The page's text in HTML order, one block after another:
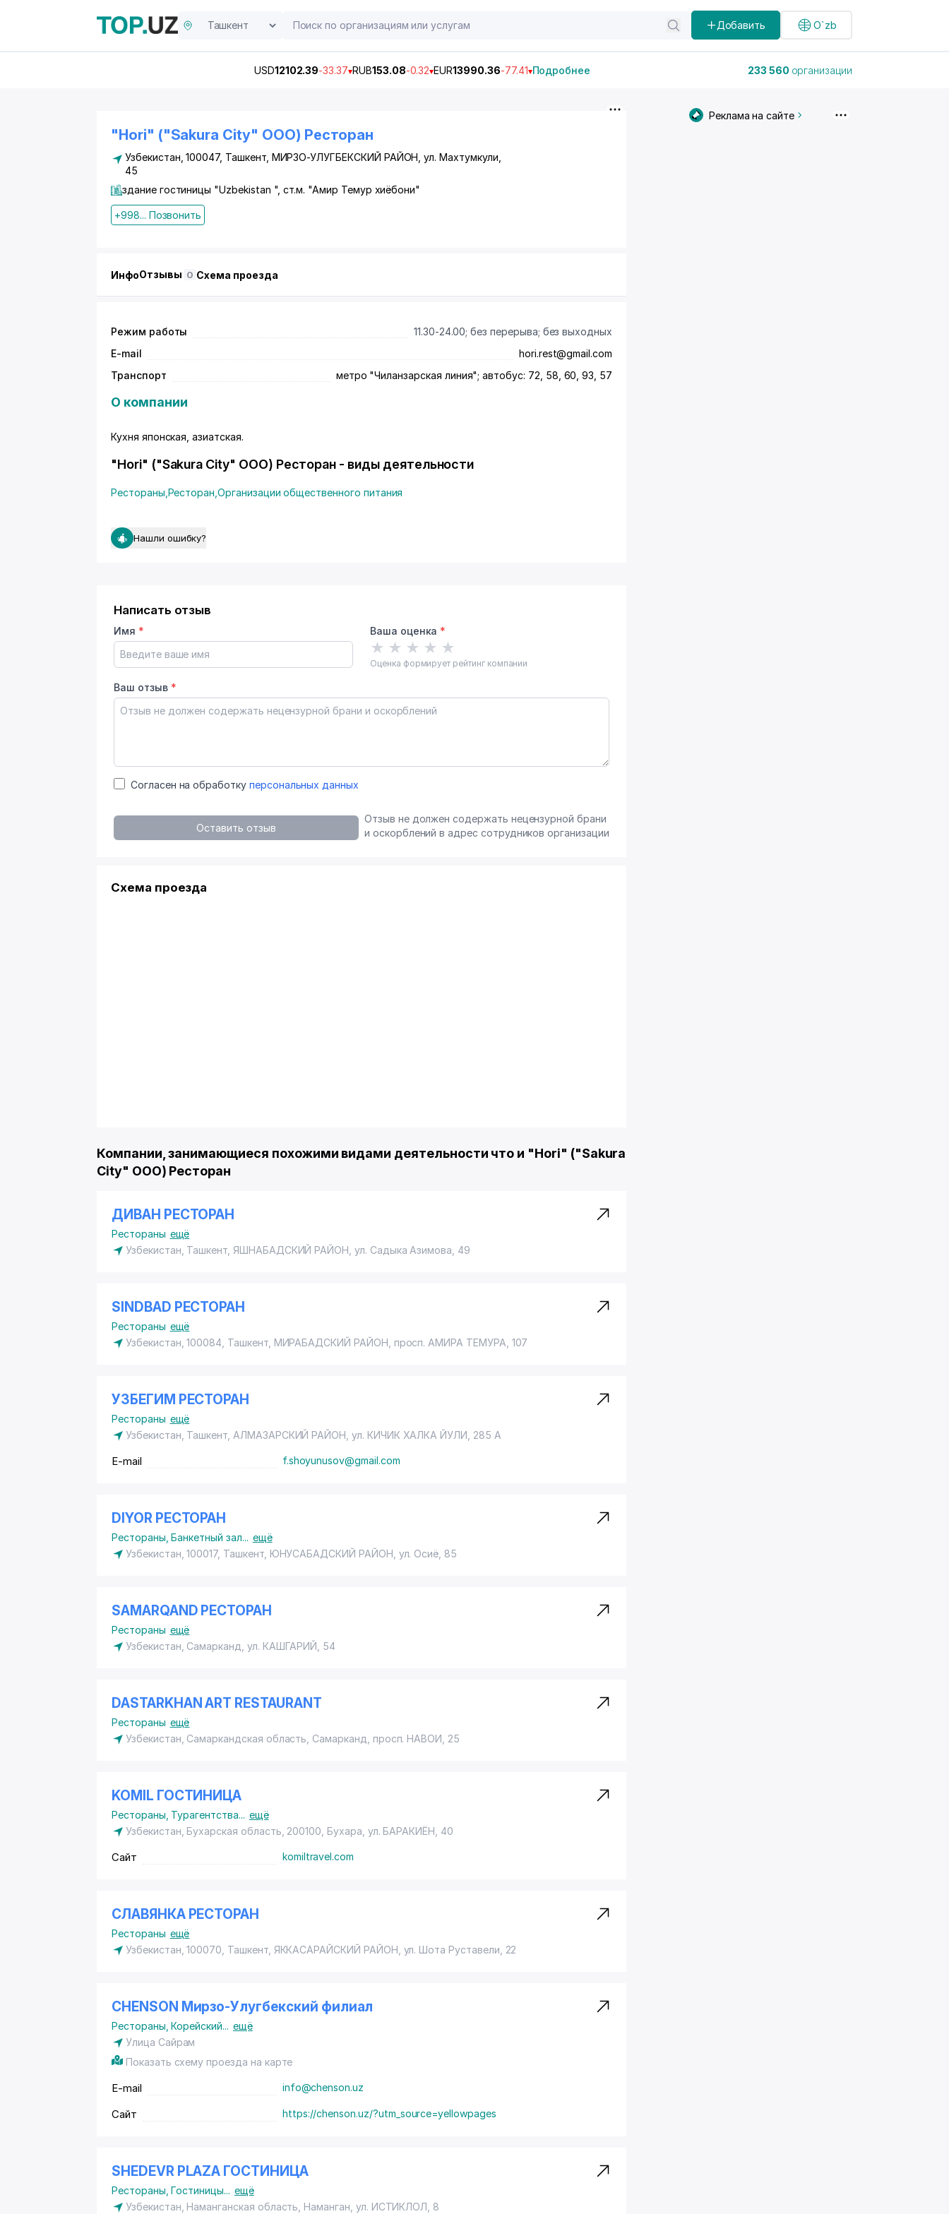
Добавить O`zb
USD12102.39-33.37 RUB153.08-0.32 EUR13990.36-77.41 Подробнее 233 560 организации
"Hori" ("Sakura City" ООО) Ресторан
Узбекистан, 100047, Ташкент, МИРЗО-УЛУГБЕКСКИЙ РАЙОН ,ул. Махтумкули
45
здание гостиницы "Uzbekistan ", ст.м. "Амир Темур хиёбони"
+998... Позвонить
ИнфоОтзывы 0 Схема проезда
Режим работы
11.30-24.00; без перерыва; без выходных
E-mail
hori.rest@gmail.com
Транспорт
метро "Чиланзарская линия"; автобус: 72, 58, 60, 93, 57
О компании
Кухня японская, азиатская.
"Hori" ("Sakura City" ООО) Ресторан - виды деятельности
Рестораны Ресторан ,Организации общественного питания
Нашли ошибку?
Написать отзыв
Имя * Ваша оценка *
★ ★ ★ ★ ★
Оценка формирует рейтинг компании
Ваш отзыв *
Согласен на обработку персональных данных
Оставить отзыв
Отзыв не должен содержать нецензурной брани
и оскорблений в адрес сотрудников организации
Схема проезда
Компании, занимающиеся похожими видами деятельности что и "Hori" ("Sakura
City" ООО) Ресторан
ДИВАН РЕСТОРАН
Рестораны ещё
Узбекистан, Ташкент, ЯШНАБАДСКИЙ РАЙОН ,ул. Садыка Азимова , 49
SINDBAD РЕСТОРАН
Рестораны ещё
Узбекистан, 100084, Ташкент, МИРАБАДСКИЙ РАЙОН просп. АМИРА ТЕМУРА , 107
УЗБЕГИМ РЕСТОРАН
Рестораны ещё
Узбекистан, Ташкент, АЛМАЗАРСКИЙ РАЙОН , ул. КИЧИК ХАЛКА ЙУЛИ, 285 А
E-mail f.shoyunusov@gmail.com
DIYOR РЕСТОРАН
Рестораны ,Банкетный зал... ещё
Узбекистан, 100017, Ташкент, ЮНУСАБАДСКИЙ РАЙОН ул. Осиё , 85
SAMARQAND РЕСТОРАН
Рестораны ещё
Узбекистан, Самарканд, ул. КАШГАРИЙ , 54
DASTARKHAN ART RESTAURANT
Рестораны ещё
Узбекистан, Самаркандская область, Самарканд, просп. НАВОИ , 25
KOMIL ГОСТИНИЦА
Рестораны Турагентства... ещё
Узбекистан, Бухарская область, 200100, Бухара, ул. БАРАКИЁН , 40
Сайт komiltravel.com
СЛАВЯНКА РЕСТОРАН
Рестораны ещё
Узбекистан, 100070, Ташкент, ЯККАСАРАЙСКИЙ РАЙОН ул. Шота Руставели , 22
CHENSON Мирзо-Улугбекский филиал
Рестораны ,Корейский... ещё
Улица Сайрам
Показать схему проезда на карте
E-mail info@chenson.uz
Сайт https://chenson.uz/?utm_source=yellowpages
SHEDEVR PLAZA ГОСТИНИЦА
Рестораны ,Гостиницы... ещё
Узбекистан, Наманганская область, Наманган, ул. ИСТИКЛОЛ , 8
Реклама на сайте